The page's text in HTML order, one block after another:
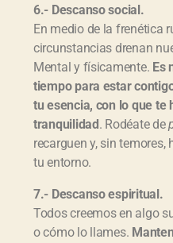
6.- Descanso social.
En medio de la frenética
circunstancias drenan
Mental y físicamente. Es
tiempo para estar
tu esencia, con lo que te
tranquilidad . Rodéate de
recarguen y, sin
tu entorno.
7.- Descanso espiritual.
Todos creemos en algo
o cómo lo llames.